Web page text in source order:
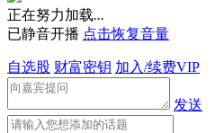
正在努力加载...
已静音开播 点击恢复音量
自选股 财富密钥 加入/续费VIP
发送